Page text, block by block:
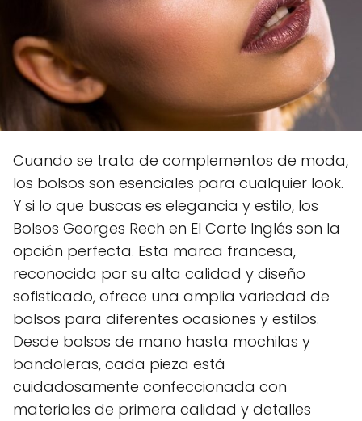
Cuando se trata de complementos de moda,
los bolsos son esenciales para cualquier look.
Y si lo que buscas es elegancia y estilo, los
Bolsos Georges Rech en El Corte Inglés son la
opción perfecta. Esta marca francesa,
reconocida por su alta calidad y diseño
sofisticado, ofrece una amplia variedad de
bolsos para diferentes ocasiones y estilos.
Desde bolsos de mano hasta mochilas y
bandoleras, cada pieza está
cuidadosamente confeccionada con
materiales de primera calidad y detalles